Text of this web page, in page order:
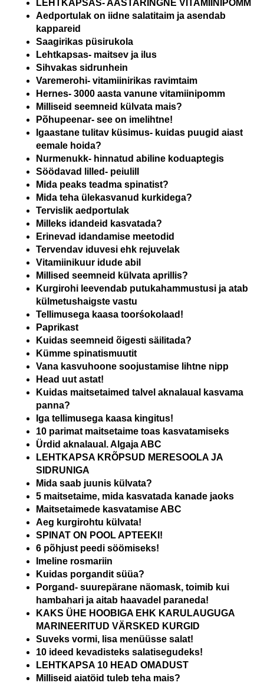
LEHTKAPSAS- AASTARINGNE VITAMIINIPOMM
Aedportulak on iidne salatitaim ja asendab
kappareid
Saagirikas püsirukola
Lehtkapsas- maitsev ja ilus
Sihvakas sidrunhein
Varemerohi- vitamiinirikas ravimtaim
Hernes- 3000 aasta vanune vitamiinipomm
Milliseid seemneid külvata mais?
Põhupeenar- see on imelihtne!
Igaastane tulitav küsimus- kuidas puugid aiast
eemale hoida?
Nurmenukk- hinnatud abiline koduaptegis
Söödavad lilled- peiulill
Mida peaks teadma spinatist?
Mida teha ülekasvanud kurkidega?
Tervislik aedportulak
Milleks idandeid kasvatada?
Erinevad idandamise meetodid
Tervendav iduvesi ehk rejuvelak
Vitamiinikuur idude abil
Millised seemneid külvata aprillis?
Kurgirohi leevendab putukahammustusi ja atab
külmetushaigste vastu
Tellimusega kaasa toorśokolaad!
Paprikast
Kuidas seemneid õigesti säilitada?
Kümme spinatismuutit
Vana kasvuhoone soojustamise lihtne nipp
Head uut astat!
Kuidas maitsetaimed talvel aknalaual kasvama
panna?
Iga tellimusega kaasa kingitus!
10 parimat maitsetaime toas kasvatamiseks
Ürdid aknalaual. Algaja ABC
LEHTKAPSA KRÕPSUD MERESOOLA JA
SIDRUNIGA
Mida saab juunis külvata?
5 maitsetaime, mida kasvatada kanade jaoks
Maitsetaimede kasvatamise ABC
Aeg kurgirohtu külvata!
SPINAT ON POOL APTEEKI!
6 põhjust peedi söömiseks!
Imeline rosmariin
Kuidas porgandit süüa?
Porgand- suurepärane näomask, toimib kui
hambahari ja aitab haavadel paraneda!
KAKS ÜHE HOOBIGA EHK KARULAUGUGA
MARINEERITUD VÄRSKED KURGID
Suveks vormi, lisa menüüsse salat!
10 ideed kevadisteks salatisegudeks!
LEHTKAPSA 10 HEAD OMADUST
Milliseid aiatöid tuleb teha mais?